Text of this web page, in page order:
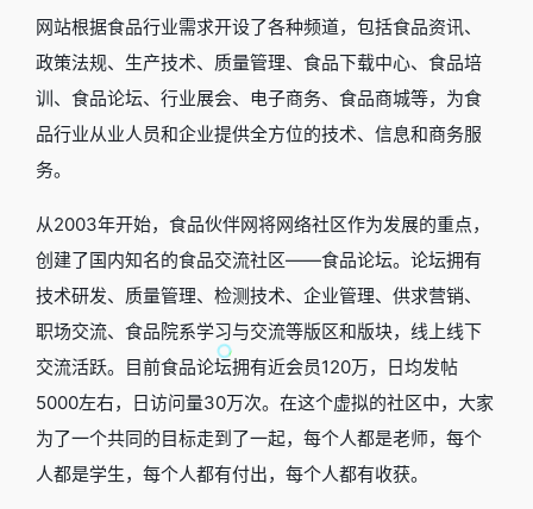
网站根据食品行业需求开设了各种频道，包括食品资讯、
政策法规、生产技术、质量管理、食品下载中心、食品培
训、食品论坛、行业展会、电子商务、食品商城等，为食
品行业从业人员和企业提供全方位的技术、信息和商务服
务。
从2003年开始，食品伙伴网将网络社区作为发展的重点，
创建了国内知名的食品交流社区——食品论坛。论坛拥有
技术研发、质量管理、检测技术、企业管理、供求营销、
职场交流、食品院系学习与交流等版区和版块，线上线下
交流活跃。目前食品论坛拥有近会员120万，日均发帖
5000左右，日访问量30万次。在这个虚拟的社区中，大家
为了一个共同的目标走到了一起，每个人都是老师，每个
人都是学生，每个人都有付出，每个人都有收获。